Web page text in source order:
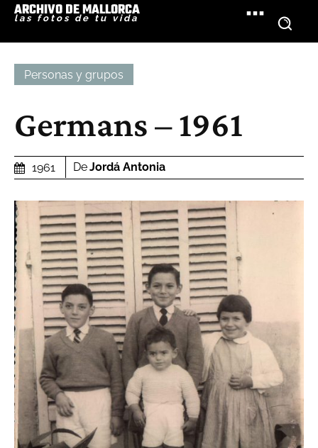
ARCHIVO DE MALLORCA
las fotos de tu vida
Personas y grupos
Germans – 1961
1961 DeJordá Antonia